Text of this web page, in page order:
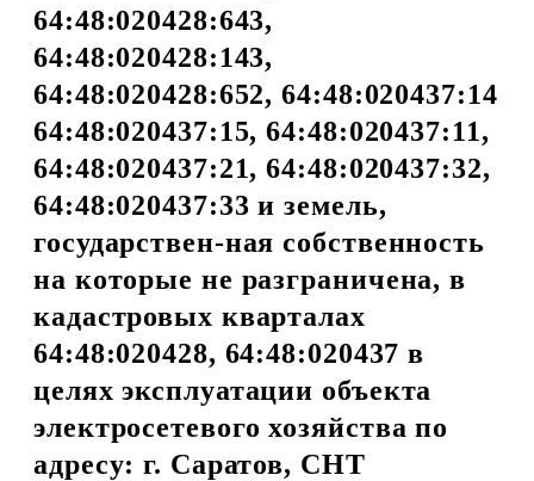
64:48:020428:643,
64:48:020428:143,
64:48:020428:652, 64:48:020437:14
64:48:020437:15, 64:48:020437:11,
64:48:020437:21, 64:48:020437:32,
64:48:020437:33 и земель,
государствен-ная собственность
на которые не разграничена, в
кадастровых кварталах
64:48:020428, 64:48:020437 в
целях эксплуатации объекта
электросетевого хозяйства по
адресу: г. Саратов, СНТ